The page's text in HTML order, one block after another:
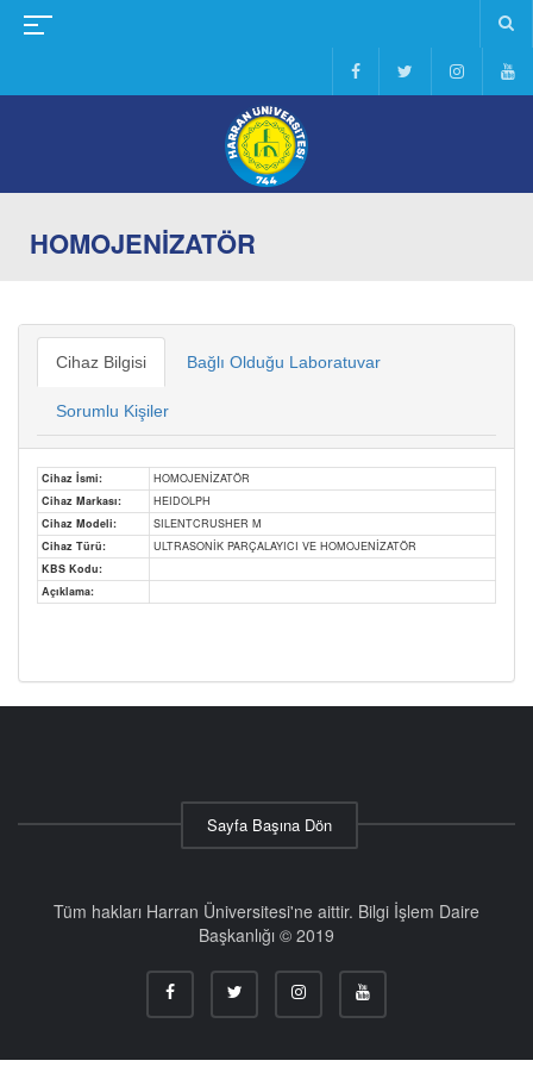
HOMOJENİZATÖR
Cihaz Bilgisi Bağlı Olduğu Laboratuvar
Sorumlu Kişiler
Cihaz İsmi:
HOMOJENİZATÖR
Cihaz Markası:
HEIDOLPH
Cihaz Modeli:
SILENTCRUSHER M
Cihaz Türü:
ULTRASONİK PARÇALAYICI VE HOMOJENİZATÖR
KBS Kodu:
Açıklama:
Sayfa Başına Dön
Tüm hakları Harran Üniversitesi'ne aittir. Bilgi İşlem Daire
Başkanlığı © 2019